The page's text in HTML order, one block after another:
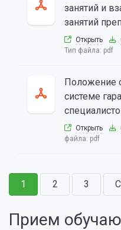
занятий и
занятий
Открыть
Тип файла: pdf
Положение
системе
Открыть
файла: pdf
1 2 3
Прием